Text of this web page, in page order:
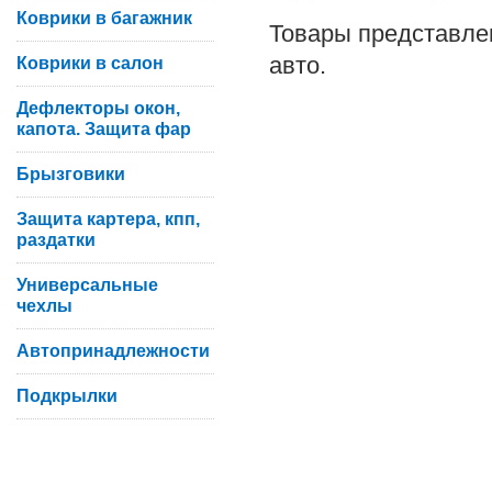
Товары
авто.
Коврики в багажник
Коврики в салон
Дефлекторы окон,
капота. Защита фар
Брызговики
Защита картера, кпп,
раздатки
Универсальные
чехлы
Автопринадлежности
Подкрылки